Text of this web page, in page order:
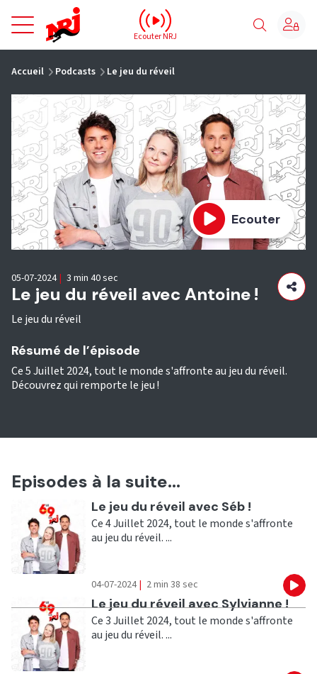
NRJ - Accueil
Ecouter NRJ
Accueil Podcasts Le jeu du réveil
Ecouter
Le jeu du réveil avec Antoine !
Le jeu du réveil
05-07-2024 | 3 min 40 sec
Résumé de l’épisode
Ce 5 Juillet 2024, tout le monde s'affronte au jeu du réveil.
Découvrez qui remporte le jeu !
Episodes à la suite...
Ecouter
Le jeu du réveil avec Séb !
Ce 4 Juillet 2024, tout le monde s'affronte
au jeu du réveil. ...
04-07-2024 | 2 min 38 sec
Ecouter
Le jeu du réveil avec Sylvianne !
Ce 3 Juillet 2024, tout le monde s'affronte
au jeu du réveil. ...